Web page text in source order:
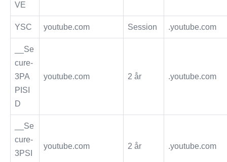
VE
YSC youtube.com Session .youtube.com
__Se
cure-
3PA
PISI
D
youtube.com 2 år .youtube.com
__Se
cure-
3PSI
youtube.com 2 år .youtube.com